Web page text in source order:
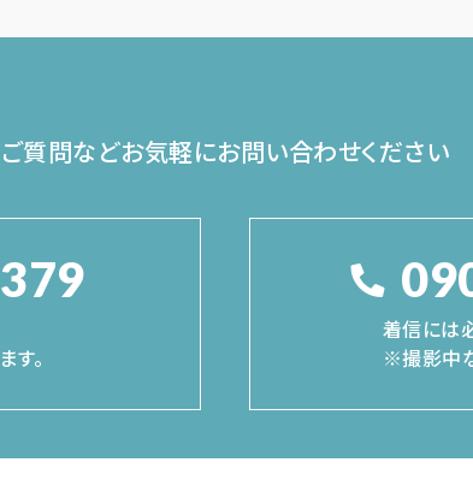
ご質問などお気軽にお問い合わせください
す。
着信には
※撮影中